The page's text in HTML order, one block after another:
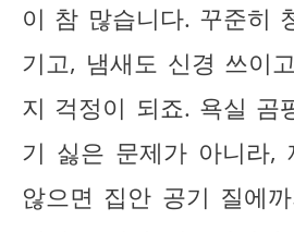
이 참 많습니다. 꾸준히
기고, 냄새도 신경 쓰이
지 걱정이 되죠. 욕실 곰
기 싫은 문제가 아니라,
않으면 집안 공기 질에